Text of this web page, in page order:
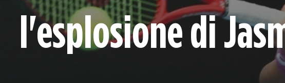
l'esplosione di